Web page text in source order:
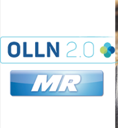
OLLN2.0